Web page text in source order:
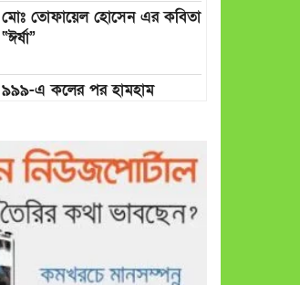
মোঃ তোফায়েল হোসেন এর কবিতা
“ঈর্ষা”
৯৯৯-এ কলের পর হামহাম
গাছ না কেটে আমাদের পুড়িয়ে
মারলে ভালো হতো’: বন বিভাগের
নিষ্ঠুরতায় নিঃস্ব কৃষক